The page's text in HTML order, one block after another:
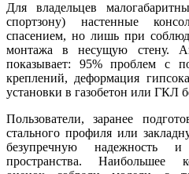
Для владельцев
спортзону) настенные
спасением, но лишь при
монтажа в несущую стену.
показывает: 95% проблем с
креплений, деформация
установки в газобетон или ГКЛ
Пользователи, заранее
стального профиля или
безупречную надежность
пространства. Наибольшее